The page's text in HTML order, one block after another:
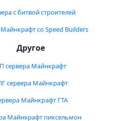
с битвой строителей
со Speed Builders
Другое
сервера Майнкрафт
сервера Майнкрафт
Майнкрафт ГТА
Майнкрафт пиксельмон